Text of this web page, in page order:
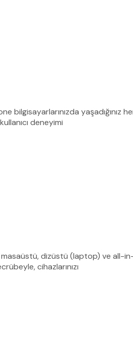
bilgisayarlarınızda yaşadığınız
deneyimi
masaüstü, dizüstü (laptop) ve all-
cihazlarınızı